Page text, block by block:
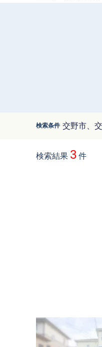
検索条件 交野市、
検索結果 3 件